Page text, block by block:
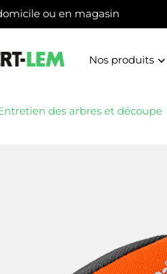
ou en magasin
Nos produits
des arbres et découpe